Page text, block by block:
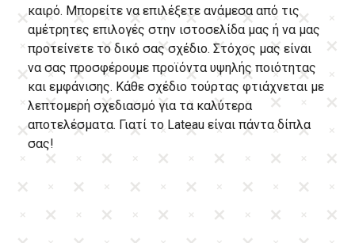
καιρό. Μπορείτε να επιλέξετε ανάμεσα από τις
αμέτρητες επιλογές στην ιστοσελίδα μας ή να μας
προτείνετε το δικό σας σχέδιο. Στόχος μας είναι
να σας προσφέρουμε προϊόντα υψηλής ποιότητας
και εμφάνισης. Κάθε σχέδιο τούρτας φτιάχνεται με
λεπτομερή σχεδιασμό για τα καλύτερα
αποτελέσματα. Γιατί το Lateau είναι πάντα δίπλα
σας!